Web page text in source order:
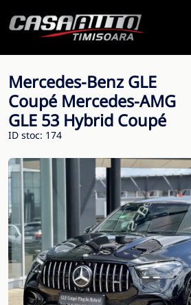
Mercedes-Benz GLE
Coupé Mercedes-AMG
GLE 53 Hybrid Coupé
ID stoc: 174